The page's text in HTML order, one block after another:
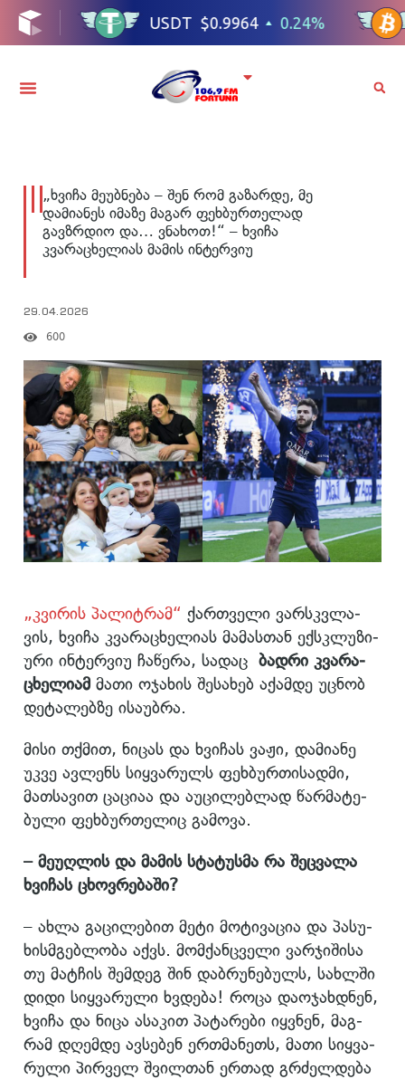
„ხვიჩა მეუბნება – შენ რომ გაზარდე, მე
დამიანეს იმაზე მაგარ ფეხბურთელად
გავზრდიო და… ვნახოთ!“ – ხვიჩა
კვარაცხელიას მამის ინტერვიუ
29.04.2026
600
„კვი­რის პა­ლიტ­რამ“ ქარ­თვე­ლი ვარ­სკვლა­
ვის, ხვი­ჩა კვა­რა­ცხე­ლი­ას მა­მას­თან ექ­სკლუ­ზი­
უ­რი ინ­ტერ­ვიუ ჩა­წე­რა, სა­დაც ბად­რი კვა­რა­
ცხე­ლი­ამ მათი ოჯა­ხის შე­სა­ხებ აქამ­დე უც­ნობ
დე­ტა­ლებ­ზე ისა­უბ­რა.
მისი თქმით, ნი­ცას და ხვი­ჩას ვაჟი, და­მი­ა­ნე
უკვე ავ­ლენს სიყ­ვა­რულს ფეხ­ბურ­თი­სად­მი,
მათ­სა­ვით ცა­ცი­აა და აუ­ცი­ლებ­ლად წარ­მა­ტე­
ბუ­ლი ფეხ­ბურ­თე­ლიც გა­მო­ვა.
– მე­უღ­ლის და მა­მის სტა­ტუს­მა რა შეც­ვა­ლა
ხვი­ჩას ცხოვ­რე­ბა­ში?
– ახლა გა­ცი­ლე­ბით მეტი მო­ტი­ვა­ცია და პა­სუ­
ხის­მგებ­ლო­ბა აქვს. მომ­ქან­ცვე­ლი ვარ­ჯი­ში­სა
თუ მატ­ჩის შემ­დეგ შინ დაბ­რუ­ნე­ბულს, სახ­ლში
დიდი სიყ­ვა­რუ­ლი ხვდე­ბა! როცა და­ო­ჯახ­დნენ,
ხვი­ჩა და ნიცა ასა­კით პა­ტა­რე­ბი იყ­ვნენ, მაგ­
რამ დღემ­დე ავ­სე­ბენ ერ­თმა­ნეთს, მათი სიყ­ვა­
რუ­ლი პირ­ველ შვილ­თან ერ­თად გრძელ­დე­ბა